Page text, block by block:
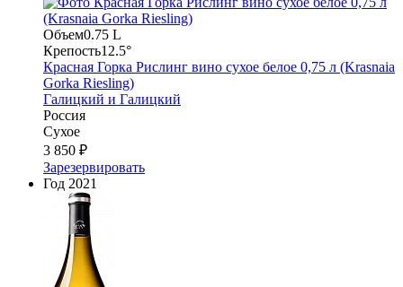
Объем0.75 L
Крепость12.5°
Красная Горка Рислинг вино сухое белое 0,75 л (Krasnaia
Gorka Riesling)
Галицкий и Галицкий
Россия
Сухое
3 850 ₽
Зарезервировать
Год 2021